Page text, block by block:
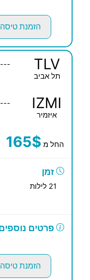
הזמנת טיסה
TLV
תל אביב
IZMI
איזמיר
החל מ 165$
זמן
21 לילות
פרטים
הזמנת טיסה